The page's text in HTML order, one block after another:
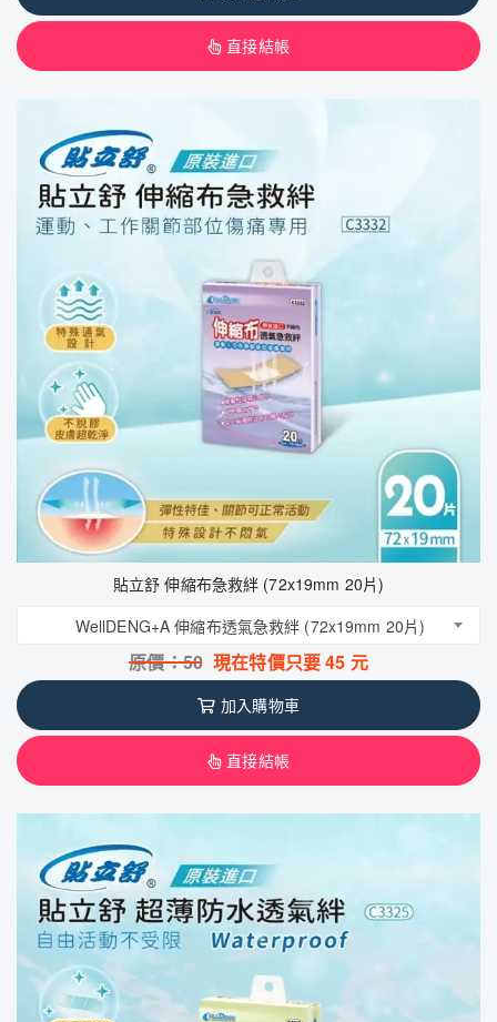
直接結帳
貼立舒 伸縮布急救絆 (72x19mm 20片)
WellDENG+A 伸縮布透氣急救絆 (72x19mm 20片)
原價：50 現在特價只要45 元
加入購物車
直接結帳